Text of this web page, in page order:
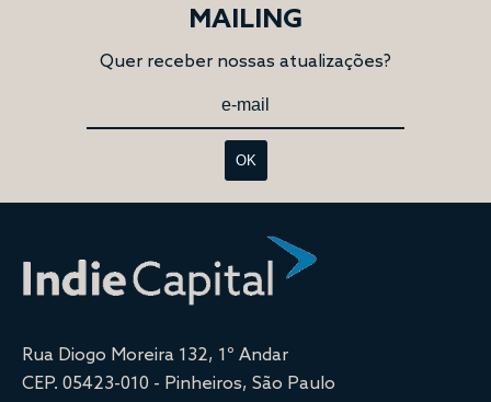
MAILING
Quer receber nossas atualizações?
OK
Rua Diogo Moreira 132, 1º Andar
CEP. 05423-010 - Pinheiros, São Paulo